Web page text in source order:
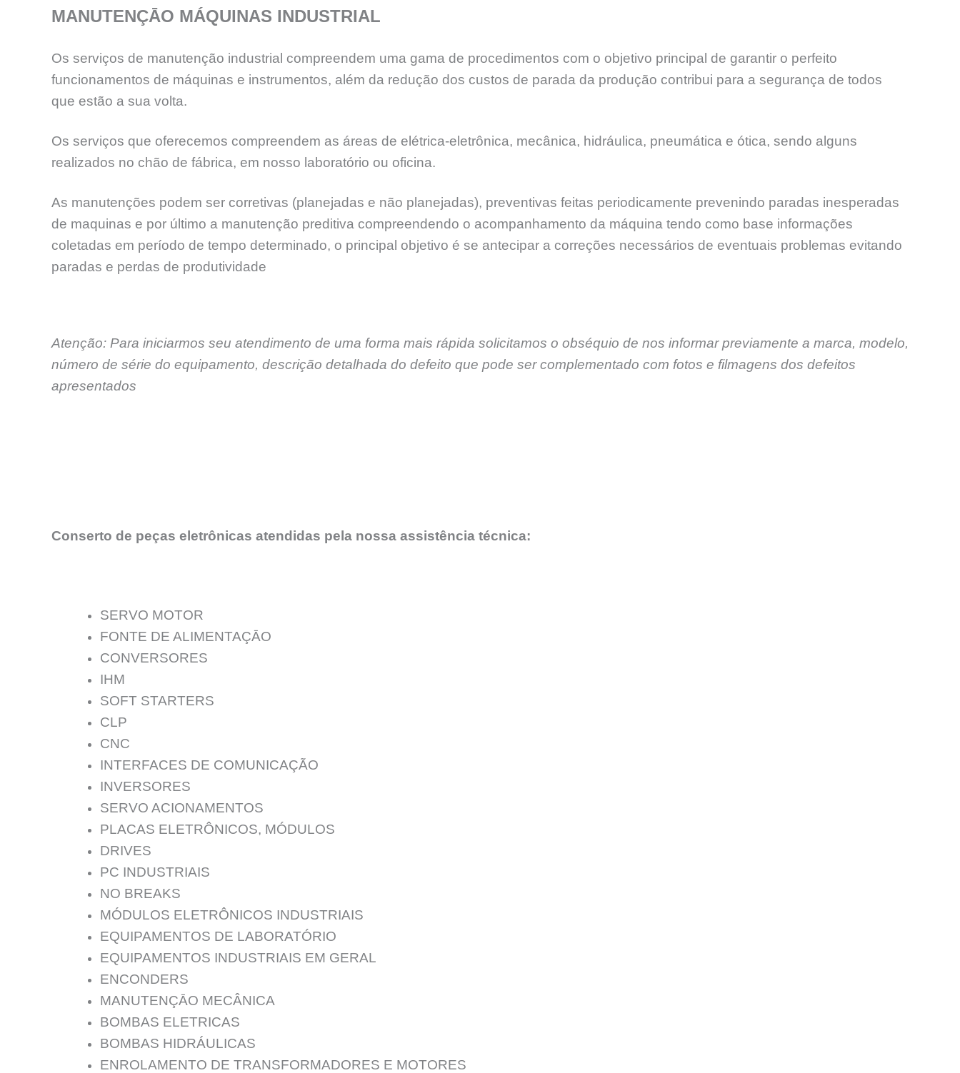
MANUTENÇĀO MÁQUINAS INDUSTRIAL
Os serviços de manutenção industrial compreendem uma gama de procedimentos com o objetivo principal de garantir o perfeito
funcionamentos de máquinas e instrumentos, além da redução dos custos de parada da produção contribui para a segurança de todos
que estão a sua volta.
Os serviços que oferecemos compreendem as áreas de elétrica-eletrônica, mecânica, hidráulica, pneumática e ótica, sendo alguns
realizados no chão de fábrica, em nosso laboratório ou oficina.
As manutenções podem ser corretivas (planejadas e não planejadas), preventivas feitas periodicamente prevenindo paradas inesperadas
de maquinas e por último a manutenção preditiva compreendendo o acompanhamento da máquina tendo como base informações
coletadas em período de tempo determinado, o principal objetivo é se antecipar a correções necessários de eventuais problemas evitando
paradas e perdas de produtividade
Atenção: Para iniciarmos seu atendimento de uma forma mais rápida solicitamos o obséquio de nos informar previamente a marca, modelo,
número de série do equipamento, descrição detalhada do defeito que pode ser complementado com fotos e filmagens dos defeitos
apresentados
Conserto de peças eletrônicas atendidas pela nossa assistência técnica:
SERVO MOTOR
FONTE DE ALIMENTAÇĀO
CONVERSORES
IHM
SOFT STARTERS
CLP
CNC
INTERFACES DE COMUNICAÇÃO
INVERSORES
SERVO ACIONAMENTOS
PLACAS ELETRÔNICOS, MÓDULOS
DRIVES
PC INDUSTRIAIS
NO BREAKS
MÓDULOS ELETRÔNICOS INDUSTRIAIS
EQUIPAMENTOS DE LABORATÓRIO
EQUIPAMENTOS INDUSTRIAIS EM GERAL
ENCONDERS
MANUTENÇĀO MECÂNICA
BOMBAS ELETRICAS
BOMBAS HIDRÁULICAS
ENROLAMENTO DE TRANSFORMADORES E MOTORES